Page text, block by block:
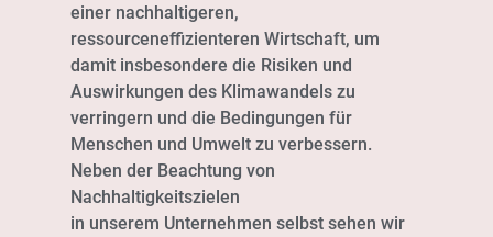
einer nachhaltigeren,
ressourceneffizienteren Wirtschaft, um
damit insbesondere die Risiken und
Auswirkungen des Klimawandels zu
verringern und die Bedingungen für
Menschen und Umwelt zu verbessern.
Neben der Beachtung von
Nachhaltigkeitszielen
in unserem Unternehmen selbst sehen wir